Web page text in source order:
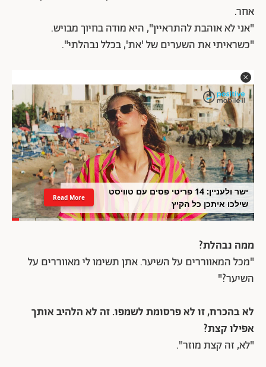
אחר.
"אני לא אוהבת להתראיין", היא מודה בחיוך מבויש.
"כשראיתי את השערים של 'את', בכלל נבהלתי".
ישר ולעניין: 14 פריטי פסים עם טוויסט
שילכו איתכן כל הקיץ
Read More
ממה נבהלת?
"מכל המאווררים על השיער. אתן תשימו לי מאווררים על
השיער?"
לא בהכרח, זו לא פרסומת לשמפו. זה לא הלהיב אותך
אפילו קצת?
"לא, זה קצת מוזר".